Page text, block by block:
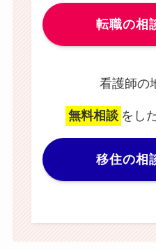
転職の相
看護師の
無料相談 をし
移住の相